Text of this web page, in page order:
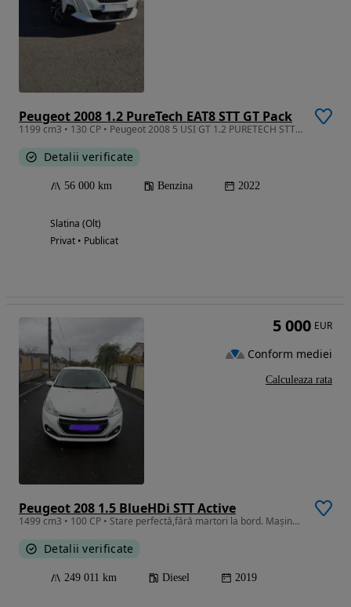
Peugeot 2008 1.2 PureTech EAT8 STT GT Pack
1199 cm3 • 130 CP • Peugeot 2008 5 USI GT 1.2 PURETECH STT 130 CP EAT8
Detalii verificate
56 000 km Benzina 2022
Slatina (Olt)
Privat • Publicat
Peugeot 208 1.5 BlueHDi STT Active
1499 cm3 • 100 CP • Stare perfectă,fără martori la bord. Mașină de oraș.
Detalii verificate
249 011 km Diesel 2019
5 000 EUR
Conform mediei
Calculeaza rata